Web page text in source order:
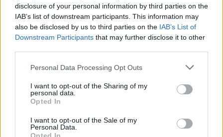
disclosure of your personal information by third parties on the
IAB’s list of downstream participants. This information may
also be disclosed by us to third parties on the IAB’s List of
Downstream Participants that may further disclose it to other
Please note that this website/app uses one or more Google
not limited to your visit or usage behaviour. You may click to
grant or deny consent to Google and its third-party tags to
use your data for below specified purposes in below Google
consent section.
Personal Data Processing Opt Outs
I want to opt-out of the Sharing of my
personal data.
Opted In
I want to opt-out of the Sale of my
Personal Data.
respiri lenti), 3) Proposito(perché apro questa
app?). Questo reset di pochi secondi prima dell’uso
riduce l’accesso automatico e riallinea l’azione allo
Altre micro-pratiche efficaci: scrivere una
frase-
intentonella schermata di blocco, usare sfondi
neutri per ridurre stimoli, aggiungere frizioni
impulsive), concludere ogni sessione online con